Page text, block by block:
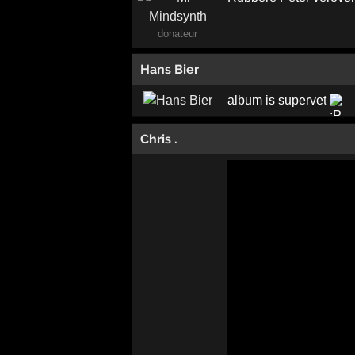
donateur
Hans Bier
album is supervet
Chris .